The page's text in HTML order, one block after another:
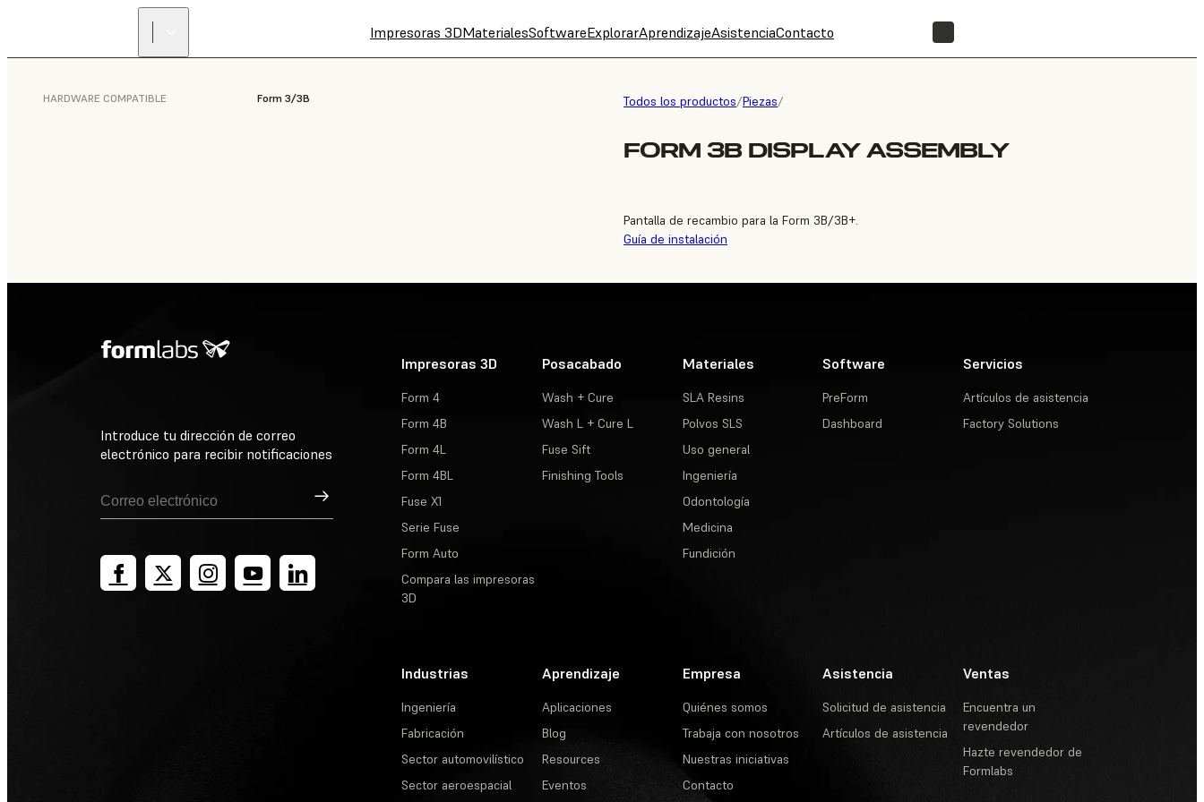
Impresoras 3DMaterialesSoftwareExplorarAprendizajeAsistenciaContacto
Todos los productos/Piezas/
FORM 3B DISPLAY ASSEMBLY
HARDWARE COMPATIBLE Form 3/3B
Pantalla de recambio para la Form 3B/3B+.
Guía de instalación
Introduce tu dirección de correo
electrónico para recibir notificaciones
Suscribirse
Impresoras 3D
Form 4
Form 4B
Form 4L
Form 4BL
Fuse X1
Serie Fuse
Form Auto
Compara las impresoras
3D
Posacabado
Wash + Cure
Wash L + Cure L
Fuse Sift
Finishing Tools
Materiales
SLA Resins
Polvos SLS
Uso general
Ingeniería
Odontología
Medicina
Fundición
Software
PreForm
Dashboard
Servicios
Artículos de asistencia
Factory Solutions
Industrias
Ingeniería
Fabricación
Sector automovilístico
Sector aeroespacial
Aprendizaje
Aplicaciones
Blog
Resources
Eventos
Empresa
Quiénes somos
Trabaja con nosotros
Nuestras iniciativas
Contacto
Asistencia
Solicitud de asistencia
Artículos de asistencia
Ventas
Encuentra un
revendedor
Hazte revendedor de
Formlabs